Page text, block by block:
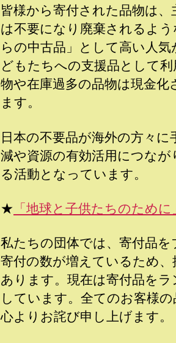
皆様から寄付された品物は
は不要になり廃棄されるよ
らの中古品」として高い人
どもたちへの支援品として
物や在庫過多の品物は現金化
ます。
日本の不要品が海外の方々
減や資源の有効活用につな
る活動となっています。
★ 「地球と子供たちのため
私たちの団体では、寄付品を
寄付の数が増えているため
あります。現在は寄付品を
しています。全てのお客様
心よりお詫び申し上げます。